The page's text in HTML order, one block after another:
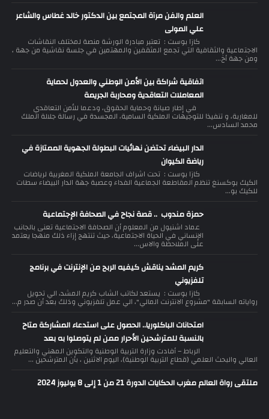
العلم والفن مرآة المجتمع بين الدكتور خالد غطاس والشاعر
علي المولى
كازا بوست : تعتبر مبادرة الورشة منصة لمختلف النقاشات
الاجتماعية والثقافية التي تجمع المثقفين والمهتمين في جلسة نقاشية من جهة ،
ومن جهة أخ...
اتفاقية شراكة بين الأمن الوطني والعدول لحماية
المعاملات التعاقدية ومحاربة الجريمة
في إطار صيانة وحماية الحقوق، ودعما للأمن التعاقدي
للمغاربة، و تنفيذا للتوجيهات الملكية السامية، المجسدة في رسالة جلالة الملك
محمد السادس...
الدار البيضاء تحتضن نهائيات البطولة الجهوية الممتازة في
رياضة الكيوان
كازا بوست : تحت اشراف الجامعة الملكية المغربية لرياضات
الكيك بوكسنغ تنظم المقاطعة الجماعية الفداء وعصبة جهة الدار البيضاء سطات
للكيك بو...
حمزة مندوب .. قصة نجاح في الصحافة الإجتماعية
عماد اشنيول من المعلوم أن الصحافة الاجتماعية تعنى بالجانب
الإنساني في الحياة الاجتماعية، حيث تنتهج إزاء ذلك منهجا يعتمد
على الملاحظة والاس...
كريم المشد يناقش كيفيه الربح من الإنترنت في برنامج
تلفزيوني
كازا بوست : يستعد لكاتب الشاب كريم المشد، الي تحويل
رواياته السابقة "مشروع الانترنت المالي"، الي عمل تلفزيوني وذلك بعد أن صدر م...
امتحانات الباكلوريا.. الحصول على استدعاء المشاركة متاح
بالنسبة للمترشحين الأحرار ممن لم يتوصلوا به بعد
الرباط – أفادت وزارة التربية الوطنية والتكوين المهني والتعليم
العالي والبحث العلمي (قطاع التربية الوطنية)، اليوم الاثنين ، بأن المترشحين ...
ملتقى رواة العالم مغرب الحكايات الدورة 21 من 1 إلى 8 يوليوز 2024